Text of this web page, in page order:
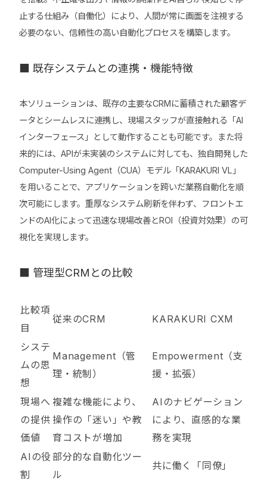
止する仕組み（自働化）により、人間が常に画面を注視する
必要のない、信頼性の高い自動化プロセスを構築します。
■ 既存システムとの連携・機能特徴
本ソリューションは、既存の主要なCRMに蓄積された顧客デ
ータとシームレスに連携し、現場スタッフが直接触れる「AI
インターフェース」として動作することも可能です。また将
来的には、APIが未実装のシステムに対しても、独自開発した
Computer-Using Agent（CUA）モデル「KARAKURI VL」
を用いることで、アプリケーションを跨いだ業務自動化を順
次可能にします。重厚なシステム刷新を伴わず、フロントエ
ンドのAI化によって迅速な現場改善とROI（投資対効果）の可
視化を実現します。
■ 管理型CRMとの比較
比較項
目
従来のCRM KARAKURI CXM
システ
ムの思
想
Management（管
理・統制）
Empowerment（支
援・拡張）
現場へ
の提供
価値
複雑な機能により、
操作の「迷い」や教
育コストが増加
AIのナビゲーション
により、直感的な業
務を実現
AIの役
割
部分的な自動化ツー
ル
共に働く「同僚」